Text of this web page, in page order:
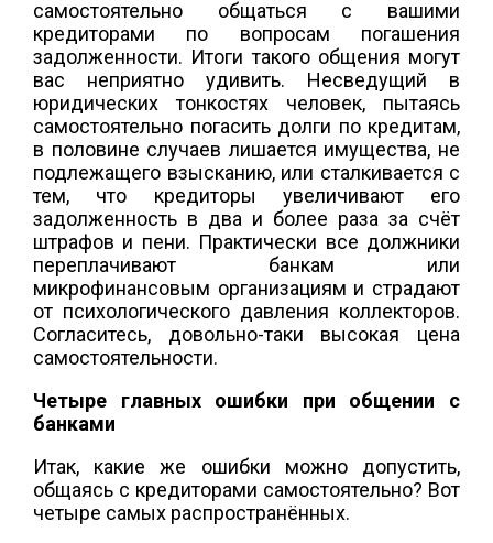
самостоятельно общаться с вашими
кредиторами по вопросам погашения
задолженности. Итоги такого общения могут
вас неприятно удивить. Несведущий в
юридических тонкостях человек, пытаясь
самостоятельно погасить долги по кредитам,
в половине случаев лишается имущества, не
подлежащего взысканию, или сталкивается с
тем, что кредиторы увеличивают его
задолженность в два и более раза за счёт
штрафов и пени. Практически все должники
переплачивают банкам или
микрофинансовым организациям и страдают
от психологического давления коллекторов.
Согласитесь, довольно-таки высокая цена
самостоятельности.
Четыре главных ошибки при общении с
банками
Итак, какие же ошибки можно допустить,
общаясь с кредиторами самостоятельно? Вот
четыре самых распространённых.